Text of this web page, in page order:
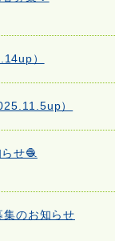
）
）
せ🧶
のお知らせ